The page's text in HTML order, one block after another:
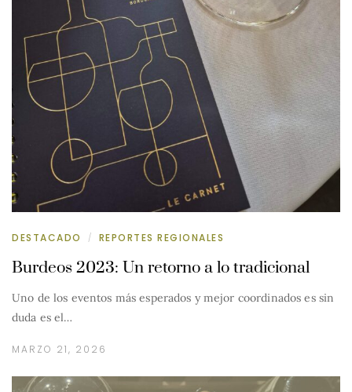
DESTACADO / REPORTES REGIONALES
Burdeos 2023: Un retorno a lo tradicional
Uno de los eventos más esperados y mejor coordinados es sin
duda es el…
MARZO 21, 2026